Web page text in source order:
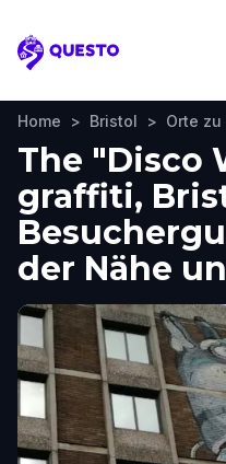
Questo
Home > Bristol > Orte
The "Disco
graffiti,
der Nähe